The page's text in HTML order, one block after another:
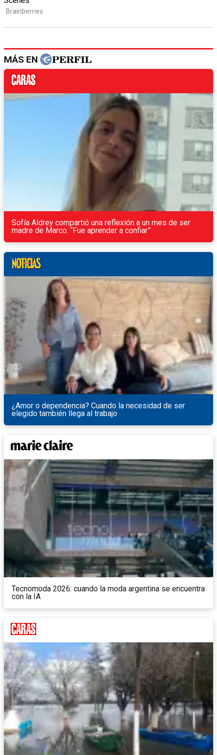
MÁS EN
Sofía Aldrey compartió una reflexión a un mes de ser
madre de Marco: “Fue aprender a confiar”
¿Amor o dependencia? Cuando la necesidad de ser
elegido también llega al trabajo
Tecnomoda 2026: cuando la moda argentina se encuentra
con la IA